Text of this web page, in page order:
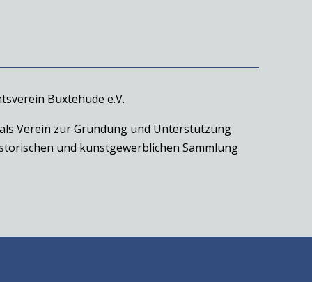
Buxtehude e.V.
Verein zur Gründung und Unterstützung
und kunstgewerblichen Sammlung